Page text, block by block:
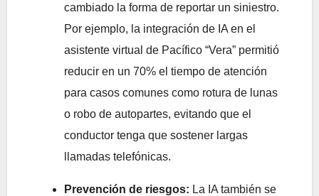
cambiado la forma de reportar un siniestro.
Por ejemplo, la integración de IA en el
asistente virtual de Pacífico “Vera” permitió
reducir en un 70% el tiempo de atención
para casos comunes como rotura de lunas
o robo de autopartes, evitando que el
conductor tenga que sostener largas
llamadas telefónicas.
Prevención de riesgos: La IA también se